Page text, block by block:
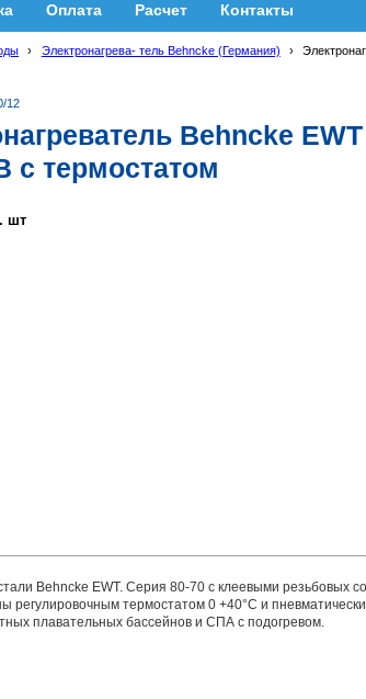
Оплата Расчет Контакты
› Электронагрева- тель Behncke (Германия) ›
12
Behncke
с термостатом
шт
Behncke EWT. Серия 80-70 с клеевыми резьбовых
термостатом 0 +40°С и
плавательных бассейнов и СПА с подогревом.